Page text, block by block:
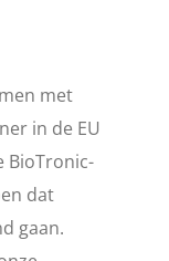
met
in de EU
BioTronic-
dat
gaan.